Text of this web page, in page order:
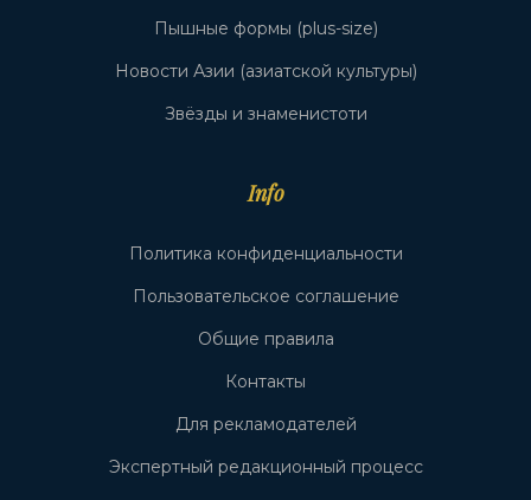
Пышные формы (plus-size)
Новости Азии (азиатской культуры)
Звёзды и знаменистоти
Info
Политика конфиденциальности
Пользовательское соглашение
Общие правила
Контакты
Для рекламодателей
Экспертный редакционный процесс